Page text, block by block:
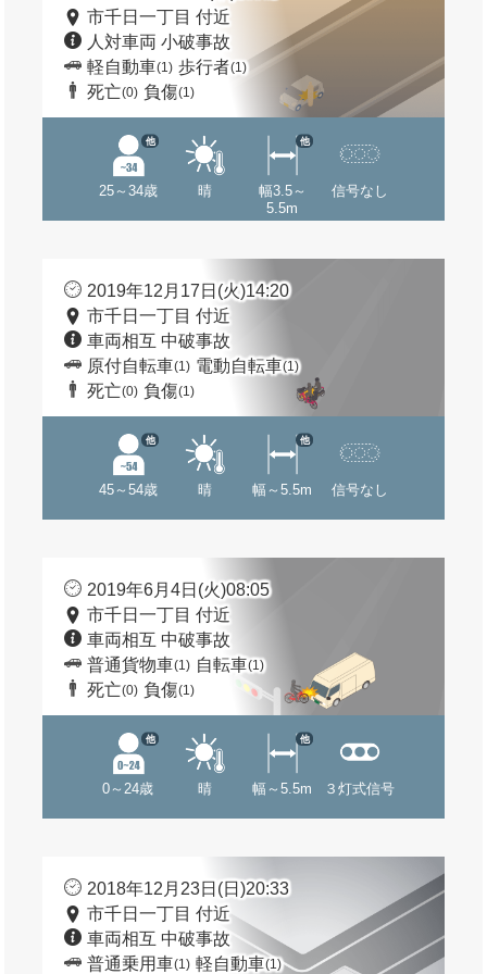
市千日一丁目 付近
人対車両 小破事故
軽自動車(1) 歩行者(1)
死亡(0) 負傷(1)
25～34歳
他
晴
幅3.5～
5.5m
他
信号なし
2019年12月17日(火)14:20
市千日一丁目 付近
車両相互 中破事故
原付自転車(1) 電動自転車(1)
死亡(0) 負傷(1)
45～54歳
他
晴 幅～5.5m
他
信号なし
2019年6月4日(火)08:05
市千日一丁目 付近
車両相互 中破事故
普通貨物車(1) 自転車(1)
死亡(0) 負傷(1)
0～24歳
他
晴 幅～5.5m
他
３灯式信号
2018年12月23日(日)20:33
市千日一丁目 付近
車両相互 中破事故
普通乗用車(1) 軽自動車(1)